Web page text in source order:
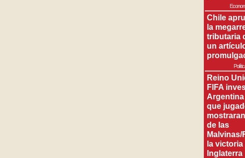
Chile
la
tributaria
un
Reino
FIFA
que
de las
Malvinas/
la
Inglaterra